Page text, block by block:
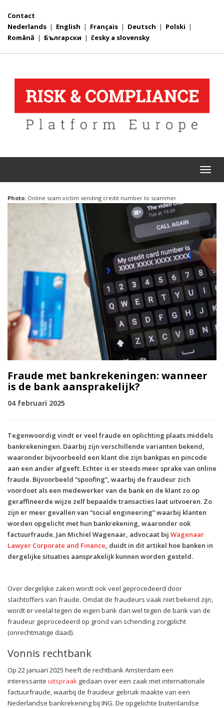
Contact
Nederlands | English | Français | Deutsch | Polski |
Română | Български | česky a slovensky
Photo: Online scam victim sending credit number to scammer
Fraude met bankrekeningen: wanneer
is de bank aansprakelijk?
04 februari 2025
Tegenwoordig vindt er veel fraude en oplichting plaats middels
bankrekeningen. Daarbij zijn verschillende varianten bekend,
waaronder bijvoorbeeld een klant die zijn bankpas en pincode
aan een ander afgeeft. Echter is er steeds meer sprake van online
fraude. Bijvoorbeeld “spoofing”, waarbij de fraudeur zich
voordoet als een medewerker van de bank en de klant zo op
geraffineerde wijze zelf bepaalde transacties laat uitvoeren. Zo
zijn er meer gevallen van “social engineering” waarbij klanten
worden opgelicht met hun bankrekening, waaronder ook
factuurfraude. Jan Michiel Wagenaar, advocaat bij Wagenaar
Lawyer Corporate and Finance , duidt in dit artikel hoe banken in
dergelijke situaties aansprakelijk kunnen worden gesteld.
Over dergelijke zaken wordt ook veel geprocedeerd door
slachtoffers van fraude. Omdat de fraudeurs vaak niet bekend zijn,
wordt er veelal tegen de eigen bank dan wel tegen de bank van de
fraudeur geprocedeerd op grond van schending zorgplicht
(onrechtmatige daad).
Vonnis rechtbank
Op 22 januari 2025 heeft de rechtbank Amsterdam een
interessante uitspraak gedaan over een zaak met internationale
factuurfraude, waarbij de fraudeur gebruik maakte van een
Nederlandse bankrekening bij ING. De opgelichte buitenlandse